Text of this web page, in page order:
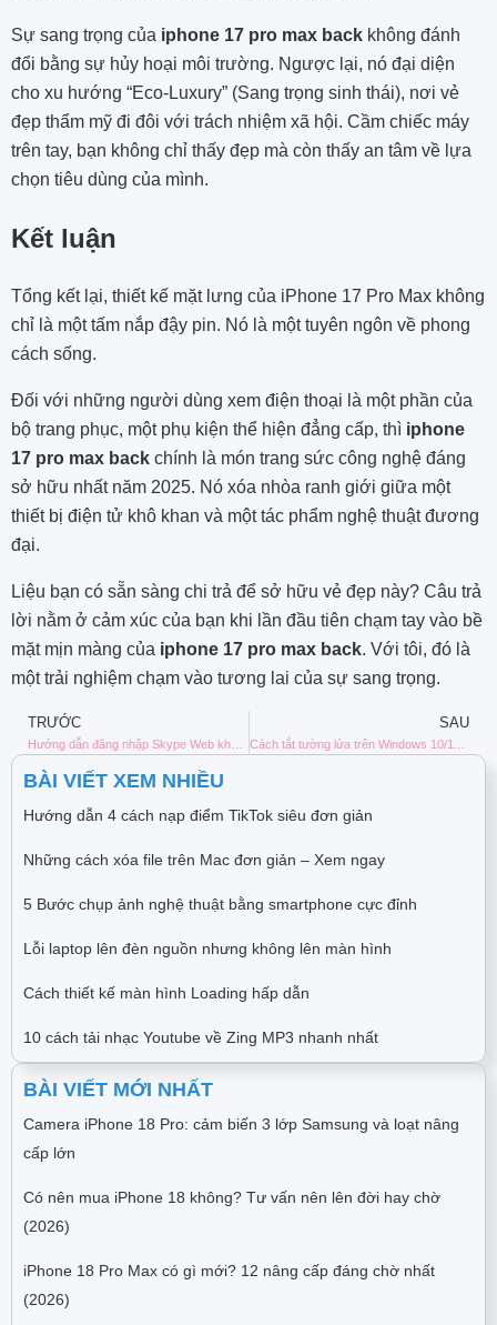
Sự sang trọng của iphone 17 pro max back không đánh
đổi bằng sự hủy hoại môi trường. Ngược lại, nó đại diện
cho xu hướng “Eco-Luxury” (Sang trọng sinh thái), nơi vẻ
đẹp thẩm mỹ đi đôi với trách nhiệm xã hội. Cầm chiếc máy
trên tay, bạn không chỉ thấy đẹp mà còn thấy an tâm về lựa
chọn tiêu dùng của mình.
Kết luận
Tổng kết lại, thiết kế mặt lưng của iPhone 17 Pro Max không
chỉ là một tấm nắp đậy pin. Nó là một tuyên ngôn về phong
cách sống.
Đối với những người dùng xem điện thoại là một phần của
bộ trang phục, một phụ kiện thể hiện đẳng cấp, thì iphone
17 pro max back chính là món trang sức công nghệ đáng
sở hữu nhất năm 2025. Nó xóa nhòa ranh giới giữa một
thiết bị điện tử khô khan và một tác phẩm nghệ thuật đương
đại.
Liệu bạn có sẵn sàng chi trả để sở hữu vẻ đẹp này? Câu trả
lời nằm ở cảm xúc của bạn khi lần đầu tiên chạm tay vào bề
mặt mịn màng của iphone 17 pro max back. Với tôi, đó là
một trải nghiệm chạm vào tương lai của sự sang trọng.
TRƯỚC SAU
BÀI VIẾT XEM NHIỀU
Hướng dẫn 4 cách nạp điểm TikTok siêu đơn giản
Những cách xóa file trên Mac đơn giản – Xem ngay
5 Bước chụp ảnh nghệ thuật bằng smartphone cực đỉnh
Lỗi laptop lên đèn nguồn nhưng không lên màn hình
Cách thiết kế màn hình Loading hấp dẫn
10 cách tải nhạc Youtube về Zing MP3 nhanh nhất
BÀI VIẾT MỚI NHẤT
Camera iPhone 18 Pro: cảm biến 3 lớp Samsung và loạt nâng
cấp lớn
Có nên mua iPhone 18 không? Tư vấn nên lên đời hay chờ
(2026)
iPhone 18 Pro Max có gì mới? 12 nâng cấp đáng chờ nhất
(2026)